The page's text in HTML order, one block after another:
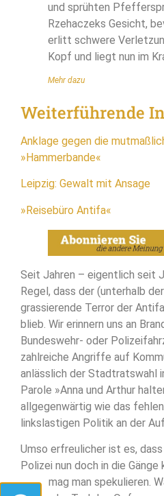
und sprühten
Rzehaczeks Gesicht,
erlitt schwere
Kopf und liegt nun im
Mehr dazu
Weiterführende
Anklage gegen die
»Hammerbande«
Leipzig: Gewalt mit Ansage
»Reisebüro Antifa«
Seit Jahren – eigentlich seit
Regel, dass der (unterhalb
grassierende Terror der
blieb. Wir erinnern uns an
Bundeswehr- oder
zahlreiche Angriffe auf
anlässlich der Stadtratswahl
Parole »Anna und Arthur
allgegenwärtig wie das
linkslastigen Politik an der
Umso erfreulicher ist es,
Polizei nun doch in die Gänge
dafür mag man spekulieren.